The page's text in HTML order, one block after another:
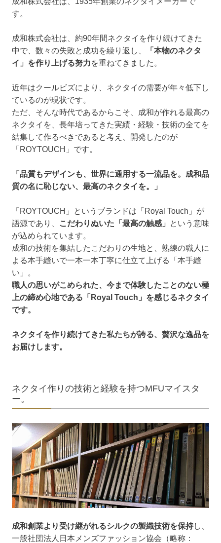
す。
成和株式会社は、約90年間ネクタイを作り続けてきた
中で、数々の失敗と成功を繰り返し、
「本物のネクタ
イ」を作り上げる努力を重ねてきました。
近年はクールビズにより、ネクタイの需要が年々低下し
ているのが現状です。
ただ、そんな時代であるからこそ、成和が作れる最高の
ネクタイを、長年培ってきた実績・経験・技術の全てを
結集して作るべきであると考え、開発したのが
「ROYTOUCH」です。
「品質もデザインも、世界に通用する一流品を。成和品
質の名に恥じない、最高のネクタイを。」
「ROYTOUCH」というブランドは「Royal Touch」が
語源であり、
こだわりぬいた「最高の触感」
という意味
が込められています。
成和の技術を集結したこだわりの生地と、熟練の職人に
よる本手縫いで一本一本丁寧に仕立て上げる「本手縫
い」。
職人の思いがこめられた、今まで体験したことのない極
上の締め心地である「Royal Touch」を感じるネクタイ
です。
ネクタイを作り続けてきた私たちが誇る、贅沢な逸品を
お届けします。
ネクタイ作りの技術と経験を持つMFUマイスタ
ー。
成和創業より受け継がれるシルクの製織技術を保持し、
一般社団法人日本メンズファッション協会（略称：